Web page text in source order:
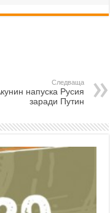
Следваща
напуска Русия
заради Путин